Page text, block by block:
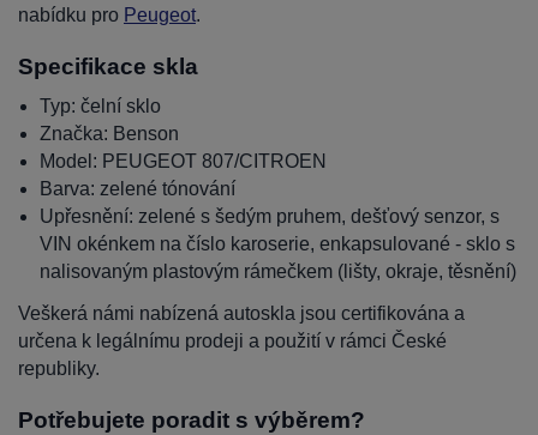
nabídku pro Peugeot.
Specifikace skla
Typ: čelní sklo
Značka: Benson
Model: PEUGEOT 807/CITROEN
Barva: zelené tónování
Upřesnění: zelené s šedým pruhem, dešťový senzor, s
VIN okénkem na číslo karoserie, enkapsulované - sklo s
nalisovaným plastovým rámečkem (lišty, okraje, těsnění)
Veškerá námi nabízená autoskla jsou certifikována a
určena k legálnímu prodeji a použití v rámci České
republiky.
Potřebujete poradit s výběrem?